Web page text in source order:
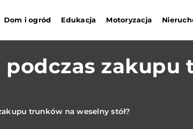
Dom i ogród Edukacja Motoryzacja
zakupu
trunków na weselny stół?